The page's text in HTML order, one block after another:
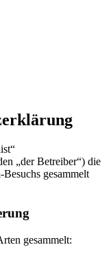
„der Betreiber“) die
gesammelt
gesammelt: